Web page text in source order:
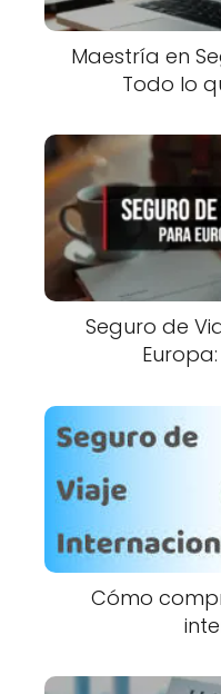
Maestría en
Todo lo
Seguro de
Cómo